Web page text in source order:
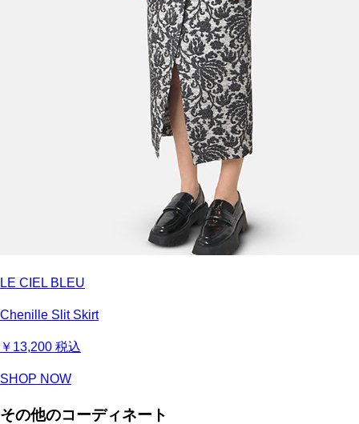
LE CIEL BLEU
Chenille Slit Skirt
￥13,200 税込
SHOP NOW
その他のコーディネート